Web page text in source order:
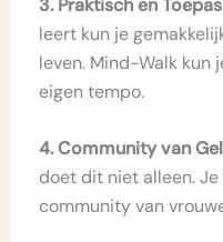
leert kun je
leven. Mind-Walk kun
eigen tempo.
4. Community van
doet dit niet alleen.
community van